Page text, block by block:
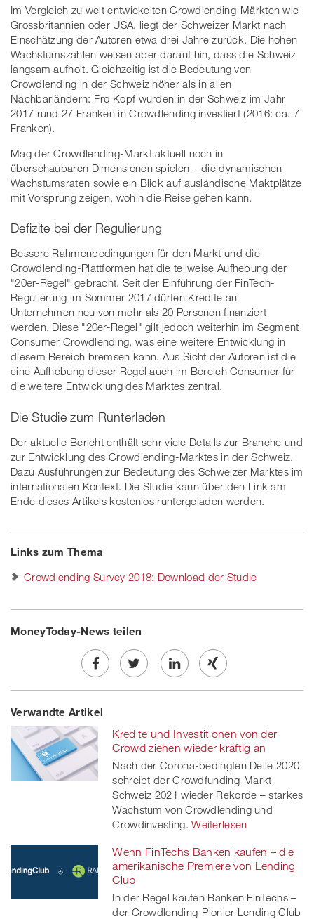
Im Vergleich zu weit entwickelten Crowdlending-Märkten wie
Grossbritannien oder USA, liegt der Schweizer Markt nach
Einschätzung der Autoren etwa drei Jahre zurück. Die hohen
Wachstumszahlen weisen aber darauf hin, dass die Schweiz
langsam aufholt. Gleichzeitig ist die Bedeutung von
Crowdlending in der Schweiz höher als in allen
Nachbarländern: Pro Kopf wurden in der Schweiz im Jahr
2017 rund 27 Franken in Crowdlending investiert (2016: ca. 7
Franken).
Mag der Crowdlending-Markt aktuell noch in
überschaubaren Dimensionen spielen – die dynamischen
Wachstumsraten sowie ein Blick auf ausländische Maktplätze
mit Vorsprung zeigen, wohin die Reise gehen kann.
Defizite bei der Regulierung
Bessere Rahmenbedingungen für den Markt und die
Crowdlending-Plattformen hat die teilweise Aufhebung der
"20er-Regel" gebracht. Seit der Einführung der FinTech-
Regulierung im Sommer 2017 dürfen Kredite an
Unternehmen neu von mehr als 20 Personen finanziert
werden. Diese "20er-Regel" gilt jedoch weiterhin im Segment
Consumer Crowdlending, was eine weitere Entwicklung in
diesem Bereich bremsen kann. Aus Sicht der Autoren ist die
eine Aufhebung dieser Regel auch im Bereich Consumer für
die weitere Entwicklung des Marktes zentral.
Die Studie zum Runterladen
Der aktuelle Bericht enthält sehr viele Details zur Branche und
zur Entwicklung des Crowdlending-Marktes in der Schweiz.
Dazu Ausführungen zur Bedeutung des Schweizer Marktes im
internationalen Kontext. Die Studie kann über den Link am
Ende dieses Artikels kostenlos runtergeladen werden.
Links zum Thema
Crowdlending Survey 2018: Download der Studie
MoneyToday-News teilen
Share
on
Facebook
Twe
on
twitt
er
Share
linkedin
Share
Xing
Verwandte Artikel
Kredite und Investitionen von der
Crowd ziehen wieder kräftig an
Nach der Corona-bedingten Delle 2020
schreibt der Crowdfunding-Markt
Schweiz 2021 wieder Rekorde – starkes
Wachstum von Crowdlending und
Crowdinvesting. Weiterlesen
Wenn FinTechs Banken kaufen – die
amerikanische Premiere von Lending
Club
In der Regel kaufen Banken FinTechs –
der Crowdlending-Pionier Lending Club